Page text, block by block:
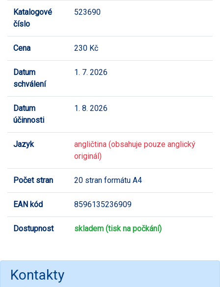
Katalogové
číslo
523690
Cena 230 Kč
Datum
schválení
1. 7. 2026
Datum
účinnosti
1. 8. 2026
Jazyk
angličtina (obsahuje pouze anglický
originál)
Počet stran 20 stran formátu A4
EAN kód 8596135236909
Dostupnost skladem (tisk na počkání)
Kontakty